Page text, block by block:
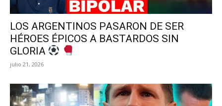
LOS ARGENTINOS PASARON DE SER
HÉROES ÉPICOS A BASTARDOS SIN
GLORIA
julio 21, 2026